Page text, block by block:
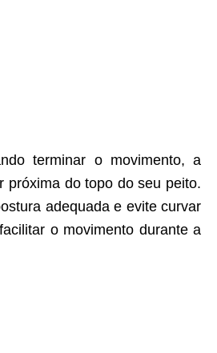
terminar o movimento, a
próxima do topo do seu peito.
adequada e evite curvar
o movimento durante a